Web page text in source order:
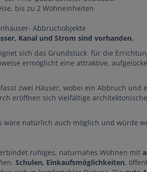
bis zu 2 Wohneinheiten
Abbruchobjekte
Kanal und Strom sind vorhanden.
sich das Grundstück für die
ermöglicht eine attraktive,
zwei Häuser, wobei ein Abbruch und
eröffnen sich vielfältige
wäre natürlich auch möglich und würde
ruhiges, naturnahes Wohnen mit
Schulen, Einkaufsmöglichkeiten,